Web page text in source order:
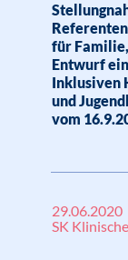
für Familie,
Entwurf
Inklusiven
und
vom
29.06.2020
SK